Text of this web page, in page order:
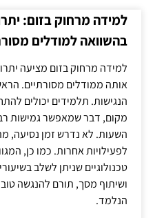
למידה מרחוק בזום:
בהשוואה למודלים
למידה מרחוק בזום מציעה
אותה ממודלים מסורתיים.
הנגישות. תלמידים יכולים
מקום, דבר שמאפשר גמישות
השעות. לא נדרש זמן נסיעה,
לפעילויות אחרות. כמו כן,
טכנולוגיים שניתן לשלב
ושיתוף מסך, תורם להנגשה
הנלמד.